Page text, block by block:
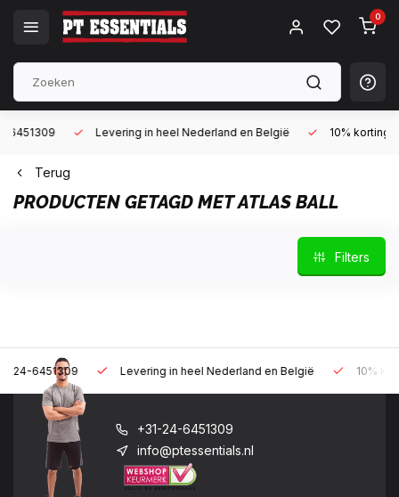
0
Levering in heel Nederland en België 10% korting met een
Terug
PRODUCTEN GETAGD MET ATLAS BALL
Filters
Levering in heel Nederland en België 10% korting met een
+31-24-6451309
info@ptessentials.nl